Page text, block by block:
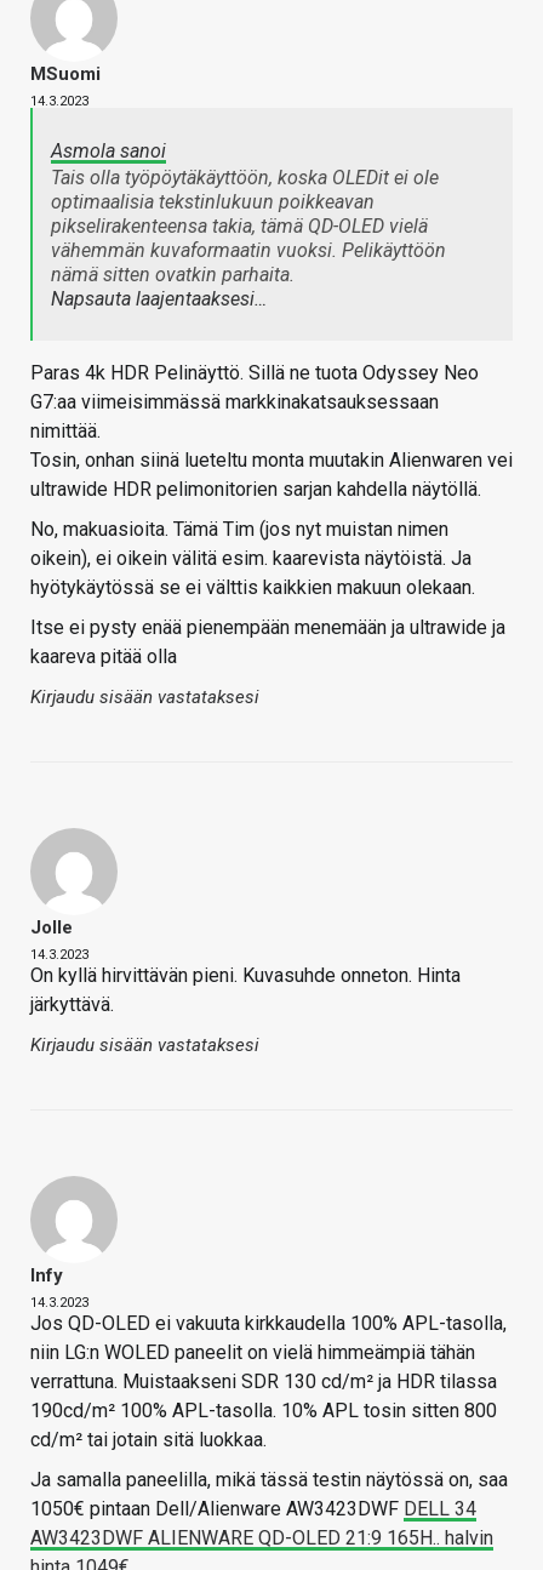
MSuomi
14.3.2023
Asmola sanoi
Tais olla työpöytäkäyttöön, koska OLEDit ei ole
optimaalisia tekstinlukuun poikkeavan
pikselirakenteensa takia, tämä QD-OLED vielä
vähemmän kuvaformaatin vuoksi. Pelikäyttöön
nämä sitten ovatkin parhaita.
Napsauta laajentaaksesi…
Paras 4k HDR Pelinäyttö. Sillä ne tuota Odyssey Neo
G7:aa viimeisimmässä markkinakatsauksessaan
nimittää.
Tosin, onhan siinä lueteltu monta muutakin Alienwaren vei
ultrawide HDR pelimonitorien sarjan kahdella näytöllä.
No, makuasioita. Tämä Tim (jos nyt muistan nimen
oikein), ei oikein välitä esim. kaarevista näytöistä. Ja
hyötykäytössä se ei välttis kaikkien makuun olekaan.
Itse ei pysty enää pienempään menemään ja ultrawide ja
kaareva pitää olla
Kirjaudu sisään vastataksesi
Jolle
14.3.2023
On kyllä hirvittävän pieni. Kuvasuhde onneton. Hinta
järkyttävä.
Kirjaudu sisään vastataksesi
Infy
14.3.2023
Jos QD-OLED ei vakuuta kirkkaudella 100% APL-tasolla,
niin LG:n WOLED paneelit on vielä himmeämpiä tähän
verrattuna. Muistaakseni SDR 130 cd/m² ja HDR tilassa
190cd/m² 100% APL-tasolla. 10% APL tosin sitten 800
cd/m² tai jotain sitä luokkaa.
Ja samalla paneelilla, mikä tässä testin näytössä on, saa
1050€ pintaan Dell/Alienware AW3423DWF DELL 34
AW3423DWF ALIENWARE QD-OLED 21:9 165H.. halvin